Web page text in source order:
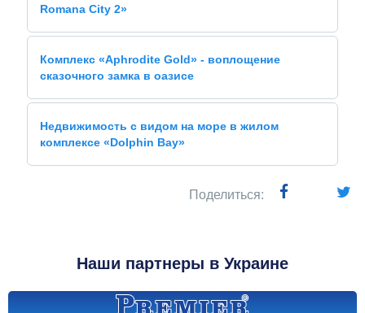
Romana City 2»
Комплекс «Aphrodite Gold» - воплощение
сказочного замка в оазисе
Недвижимость с видом на море в жилом
комплексе «Dolphin Bay»
Поделиться:
Наши партнеры в Украине